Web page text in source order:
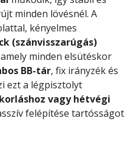
minden lövésnél. A
kényelmes
(szánvisszarúgás)
minden elsütéskor
BB-tár, fix irányzék és
ezt a légpisztolyt
vagy hétvégi
felépítése tartósságot